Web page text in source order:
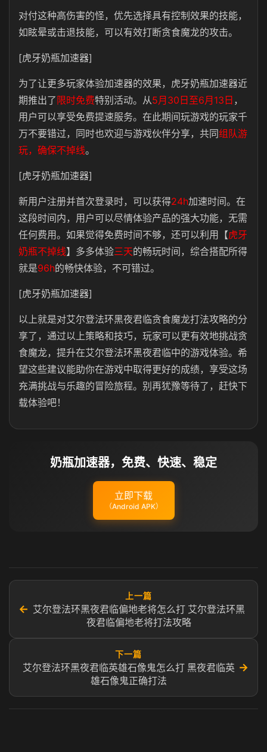
对付这种高伤害的怪，优先选择具有控制效果的技能，
如眩晕或击退技能，可以有效打断贪食魔龙的攻击。
[虎牙奶瓶加速器]
为了让更多玩家体验加速器的效果，虎牙奶瓶加速器近
期推出了 限时免费特别活动。从5月30日至6月13日 ，
用户可以享受免费提速服务。在此期间玩游戏的玩家千
万不要错过，同时也欢迎与游戏伙伴分享，共同组队游
玩，确保不掉线。
[虎牙奶瓶加速器]
新用户注册并首次登录时，可以获得24h加速时间。在
这段时间内，用户可以尽情体验产品的强大功能，无需
任何费用。如果觉得免费时间不够，还可以利用【虎牙
奶瓶不掉线】多多体验三天的畅玩时间，综合搭配所得
就是96h的畅快体验，不可错过。
[虎牙奶瓶加速器]
以上就是对艾尔登法环黑夜君临贪食魔龙打法攻略的分
享了，通过以上策略和技巧，玩家可以更有效地挑战贪
食魔龙，提升在艾尔登法环黑夜君临中的游戏体验。希
望这些建议能助你在游戏中取得更好的成绩，享受这场
充满挑战与乐趣的冒险旅程。别再犹豫等待了，赶快下
载体验吧！
奶瓶加速器，免费、快速、稳定
立即下载
（Android APK）
←
上一篇
艾尔登法环黑夜君临偏地老将怎么打 艾尔登法环黑
夜君临偏地老将打法攻略
下一篇
艾尔登法环黑夜君临英雄石像鬼怎么打 黑夜君临英
雄石像鬼正确打法
→